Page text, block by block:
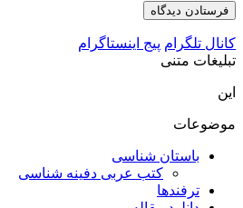
کانال تلگرام پیج اینستاگرام
تبلیغات متنی
این
موضوعات
باستان شناسی
کتب عربی دفینه شناسی
ترفندها